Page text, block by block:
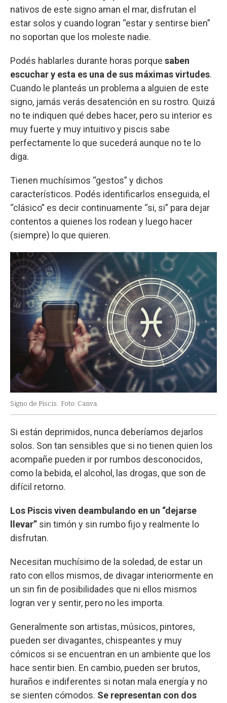
nativos de este signo aman el mar, disfrutan el
estar solos y cuando logran “estar y sentirse bien”
no soportan que los moleste nadie.
Podés hablarles durante horas porque saben
escuchar y esta es una de sus máximas virtudes.
Cuando le planteás un problema a alguien de este
signo, jamás verás desatención en su rostro. Quizá
no te indiquen qué debes hacer, pero su interior es
muy fuerte y muy intuitivo y piscis sabe
perfectamente lo que sucederá aunque no te lo
diga.
Tienen muchísimos “gestos” y dichos
característicos. Podés identificarlos enseguida, el
“clásico” es decir continuamente “si, si” para dejar
contentos a quienes los rodean y luego hacer
(siempre) lo que quieren.
Signo de Piscis. Foto: Canva.
Si están deprimidos, nunca deberíamos dejarlos
solos. Son tan sensibles que si no tienen quien los
acompañe pueden ir por rumbos desconocidos,
como la bebida, el alcohol, las drogas, que son de
difícil retorno.
Los Piscis viven deambulando en un “dejarse
llevar” sin timón y sin rumbo fijo y realmente lo
disfrutan.
Necesitan muchísimo de la soledad, de estar un
rato con ellos mismos, de divagar interiormente en
un sin fin de posibilidades que ni ellos mismos
logran ver y sentir, pero no les importa.
Generalmente son artistas, músicos, pintores,
pueden ser divagantes, chispeantes y muy
cómicos si se encuentran en un ambiente que los
hace sentir bien. En cambio, pueden ser brutos,
huraños e indiferentes si notan mala energía y no
se sienten cómodos. Se representan con dos